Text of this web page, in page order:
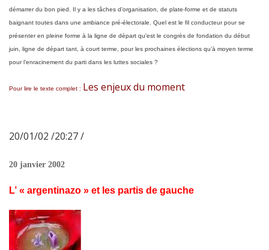
démarrer du bon pied. Il y a les tâches d’organisation, de plate-forme et de statuts
baignant toutes dans une ambiance pré-électorale. Quel est le fil conducteur pour se
présenter en pleine forme à la ligne de départ qu’est le congrès de fondation du début
juin, ligne de départ tant, à court terme, pour les prochaines élections qu’à moyen terme
pour l’enracinement du parti dans les luttes sociales ?
Pour lire le texte complet : Les enjeux du moment
20/01/02 /20:27 /
20 janvier 2002
L’ « argentinazo » et les partis de gauche